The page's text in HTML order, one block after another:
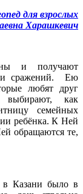
для взрослых
Харашкевич
и получают
и сражений. Ею
любят друг
как
семейных
ребёнка. К Ней
обращаются те,
в Казани было в